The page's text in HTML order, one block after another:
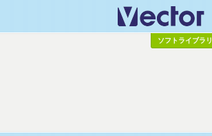
ソフトライブラリ